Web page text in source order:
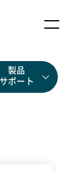
製品
サポート